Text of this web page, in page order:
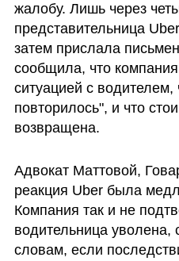
жалобу. Лишь через
представительница
затем прислала
сообщила, что
ситуацией с
повторилось", и что
возвращена.
Адвокат Маттовой,
реакция Uber была
Компания так и не
водительница уволена,
словам, если